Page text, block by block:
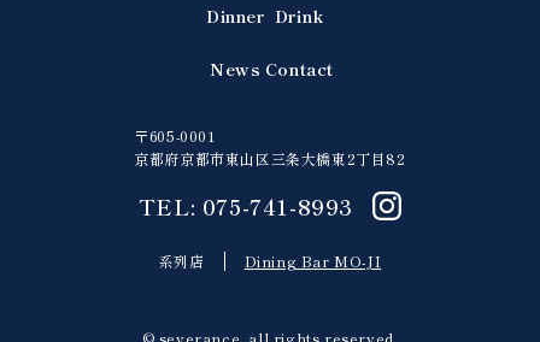
Dinner
News
Drink
Contact
〒605-0001
京都府京都市東山区三条大橋東2丁目82
TEL: 075-741-8993
系列店 Dining Bar MO-JI